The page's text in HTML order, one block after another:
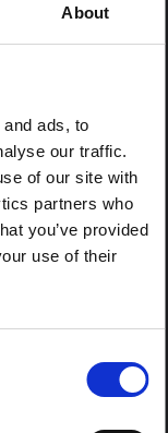
About
ads, to
our traffic.
of our site with
partners who
you’ve provided
use of their
animé
à
à l'est de
2026